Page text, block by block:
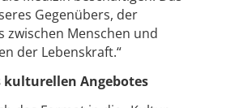
Gegenübers, der
zwischen Menschen und
der Lebenskraft.“
kulturellen Angebotes